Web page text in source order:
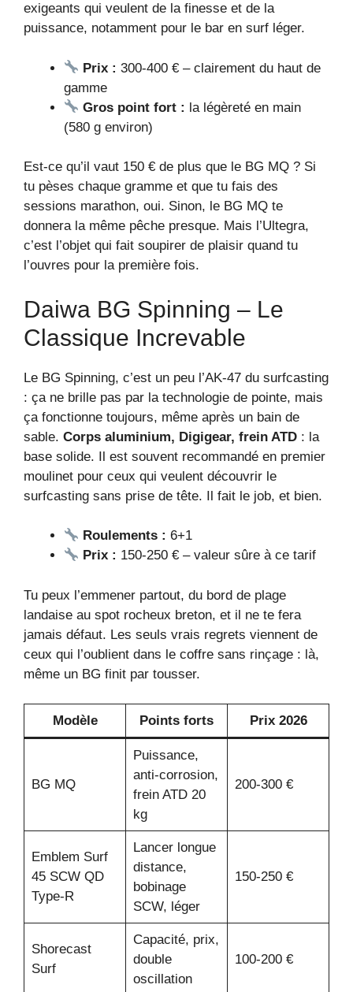
exigeants qui veulent de la finesse et de la
puissance, notamment pour le bar en surf léger.
Prix : 300-400 € – clairement du haut de
gamme
Gros point fort : la légèreté en main
(580 g environ)
Est-ce qu’il vaut 150 € de plus que le BG MQ ? Si
tu pèses chaque gramme et que tu fais des
sessions marathon, oui. Sinon, le BG MQ te
donnera la même pêche presque. Mais l’Ultegra,
c’est l’objet qui fait soupirer de plaisir quand tu
l’ouvres pour la première fois.
Daiwa BG Spinning – Le
Classique Increvable
Le BG Spinning, c’est un peu l’AK-47 du surfcasting
: ça ne brille pas par la technologie de pointe, mais
ça fonctionne toujours, même après un bain de
sable. Corps aluminium, Digigear, frein ATD : la
base solide. Il est souvent recommandé en premier
moulinet pour ceux qui veulent découvrir le
surfcasting sans prise de tête. Il fait le job, et bien.
Roulements : 6+1
Prix : 150-250 € – valeur sûre à ce tarif
Tu peux l’emmener partout, du bord de plage
landaise au spot rocheux breton, et il ne te fera
jamais défaut. Les seuls vrais regrets viennent de
ceux qui l’oublient dans le coffre sans rinçage : là,
même un BG finit par tousser.
Modèle Points forts Prix 2026
BG MQ
Puissance,
anti-corrosion,
frein ATD 20
kg
200-300 €
Emblem Surf
45 SCW QD
Type-R
Lancer longue
distance,
bobinage
SCW, léger
150-250 €
Shorecast
Surf
Capacité, prix,
double
oscillation
100-200 €